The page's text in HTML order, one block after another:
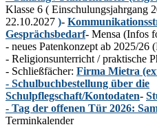
Klasse 6 ( Einschulungsjahrgang
22.10.2027 )-
Gesprächsbedarf- Mensa (Infos
- neues Patenkonzept ab 2025/26
- Religionsunterricht / praktische
- Schließfächer: Firma Mietra
- Schulbuchbestellung über die
Schulpflegschaft/Kontodaten-
- Tag der offenen Tür 2026:
Terminkalender